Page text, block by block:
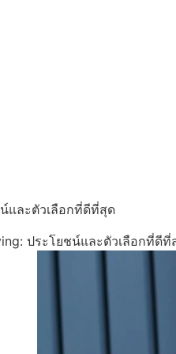
และตัวเลือกที่ดีที่สุด
ประโยชน์และตัวเลือกที่ดีที่